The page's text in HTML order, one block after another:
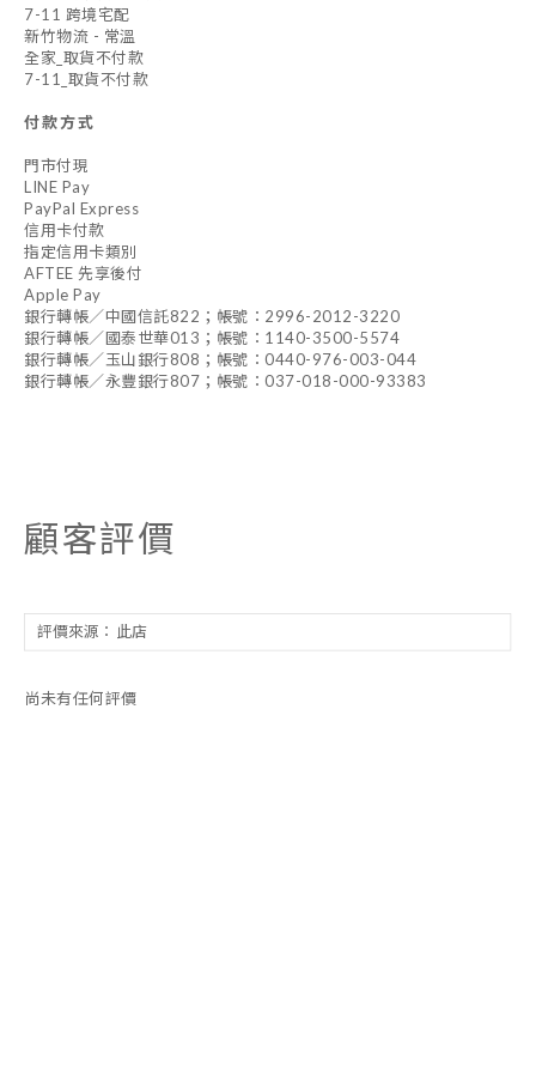
7-11 跨境宅配
新竹物流 - 常溫
全家_取貨不付款
7-11_取貨不付款
付款方式
門市付現
LINE Pay
PayPal Express
信用卡付款
指定信用卡類別
AFTEE 先享後付
Apple Pay
銀行轉帳／中國信託822；帳號：2996-2012-3220
銀行轉帳／國泰世華013；帳號：1140-3500-5574
銀行轉帳／玉山銀行808；帳號：0440-976-003-044
銀行轉帳／永豐銀行807；帳號：037-018-000-93383
顧客評價
尚未有任何評價